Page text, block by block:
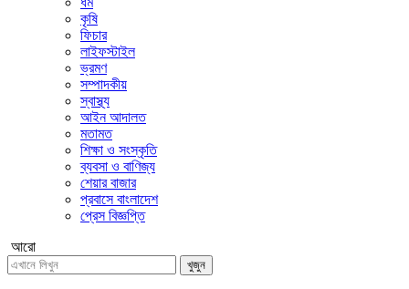
কৃষি
ফিচার
লাইফস্টাইল
ভ্রমণ
সম্পাদকীয়
স্বাস্থ্য
আইন আদালত
মতামত
শিক্ষা ও সংস্কৃতি
ব্যবসা ও বাণিজ্য
শেয়ার বাজার
প্রবাসে বাংলাদেশ
প্রেস বিজ্ঞপ্তি
আরো
খুজুন